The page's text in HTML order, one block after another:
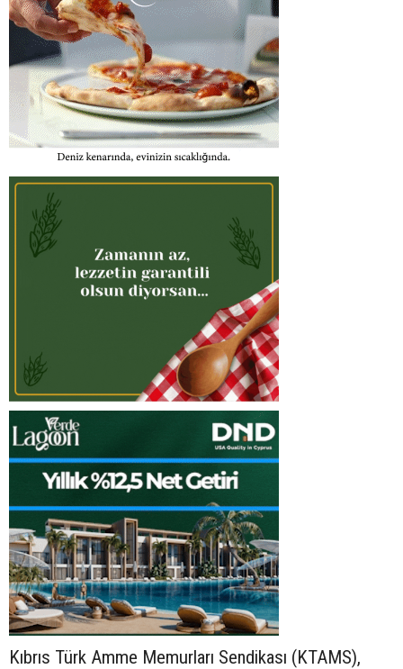
Kıbrıs Türk Amme Memurları Sendikası (KTAMS),